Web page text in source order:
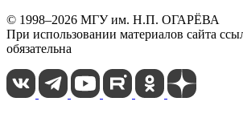
© 1998–2026 МГУ им. Н.П. ОГАРЁВА
При использовании материалов сайта
обязательна